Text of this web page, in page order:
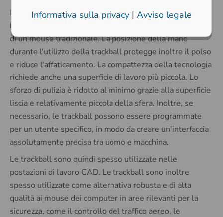
L'utilizzo di una trackball richiede un movimento del
braccio e del polso significativamente inferiore a quello
di un mouse tradizionale. La posizione della mano
durante l'utilizzo della trackball protegge inoltre il polso
e riduce l'affaticamento. La compattezza della tecnologia
richiede anche una superficie di lavoro più piccola. Lo
sforzo di pulizia è ridotto al minimo grazie alla superficie
liscia e relativamente piccola della sfera. Inoltre, se
necessario, le trackball possono essere programmate
per un utente specifico, in modo da creare un'interfaccia
assolutamente precisa tra uomo e macchina.
Le trackball sono quindi spesso utilizzate nelle
postazioni di lavoro CAD. Le trackball sono inoltre
spesso utilizzate come alternativa robusta e di alta
qualità ai mouse dei computer in aree rilevanti per la
sicurezza, come il controllo del traffico aereo, le
Informativa sulla privacy | Avviso legale